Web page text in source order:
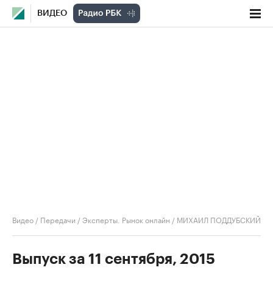
ВИДЕО
Видео / Передачи /Эксперты. Рынок онлайн / МИХАИЛ ПОДДУБСКИЙ
Выпуск за 11 сентября, 2015